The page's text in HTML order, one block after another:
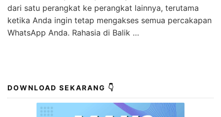
KLIK DISINI UNTUK DOWNLOAD 3 EBOOK WA
MARKETING GRATIS >>> Ada kabar gembira untuk
kita semua! Kami telah menemukan cara terbaru untuk
ketika Anda ingin tetap mengakses semua percakapan
WhatsApp Anda. Rahasia di Balik …